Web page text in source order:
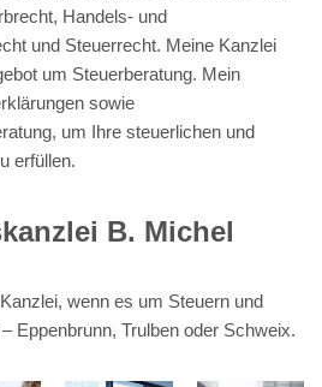
Handels- und
und Steuerrecht. Meine Kanzlei
um Steuerberatung. Mein
sowie
um Ihre steuerlichen und
erfüllen.
B. Michel
wenn es um Steuern und
Eppenbrunn, Trulben oder Schweix.